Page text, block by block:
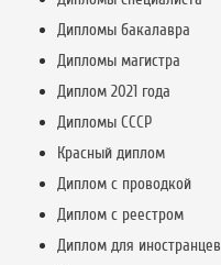
Дипломы бакалавра
Дипломы магистра
Диплом 2021 года
Дипломы СССР
Красный диплом
Диплом с проводкой
Диплом с реестром
Диплом для иностранцев